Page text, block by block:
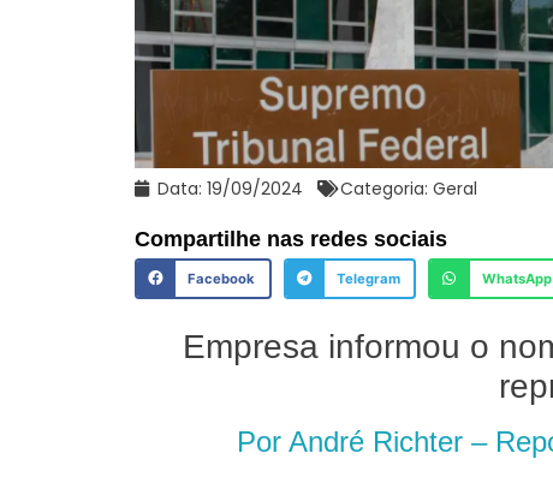
Data: 19/09/2024 Categoria: Geral
Compartilhe nas redes sociais
Facebook Telegram WhatsApp
Empresa informou o
Por André Richter –